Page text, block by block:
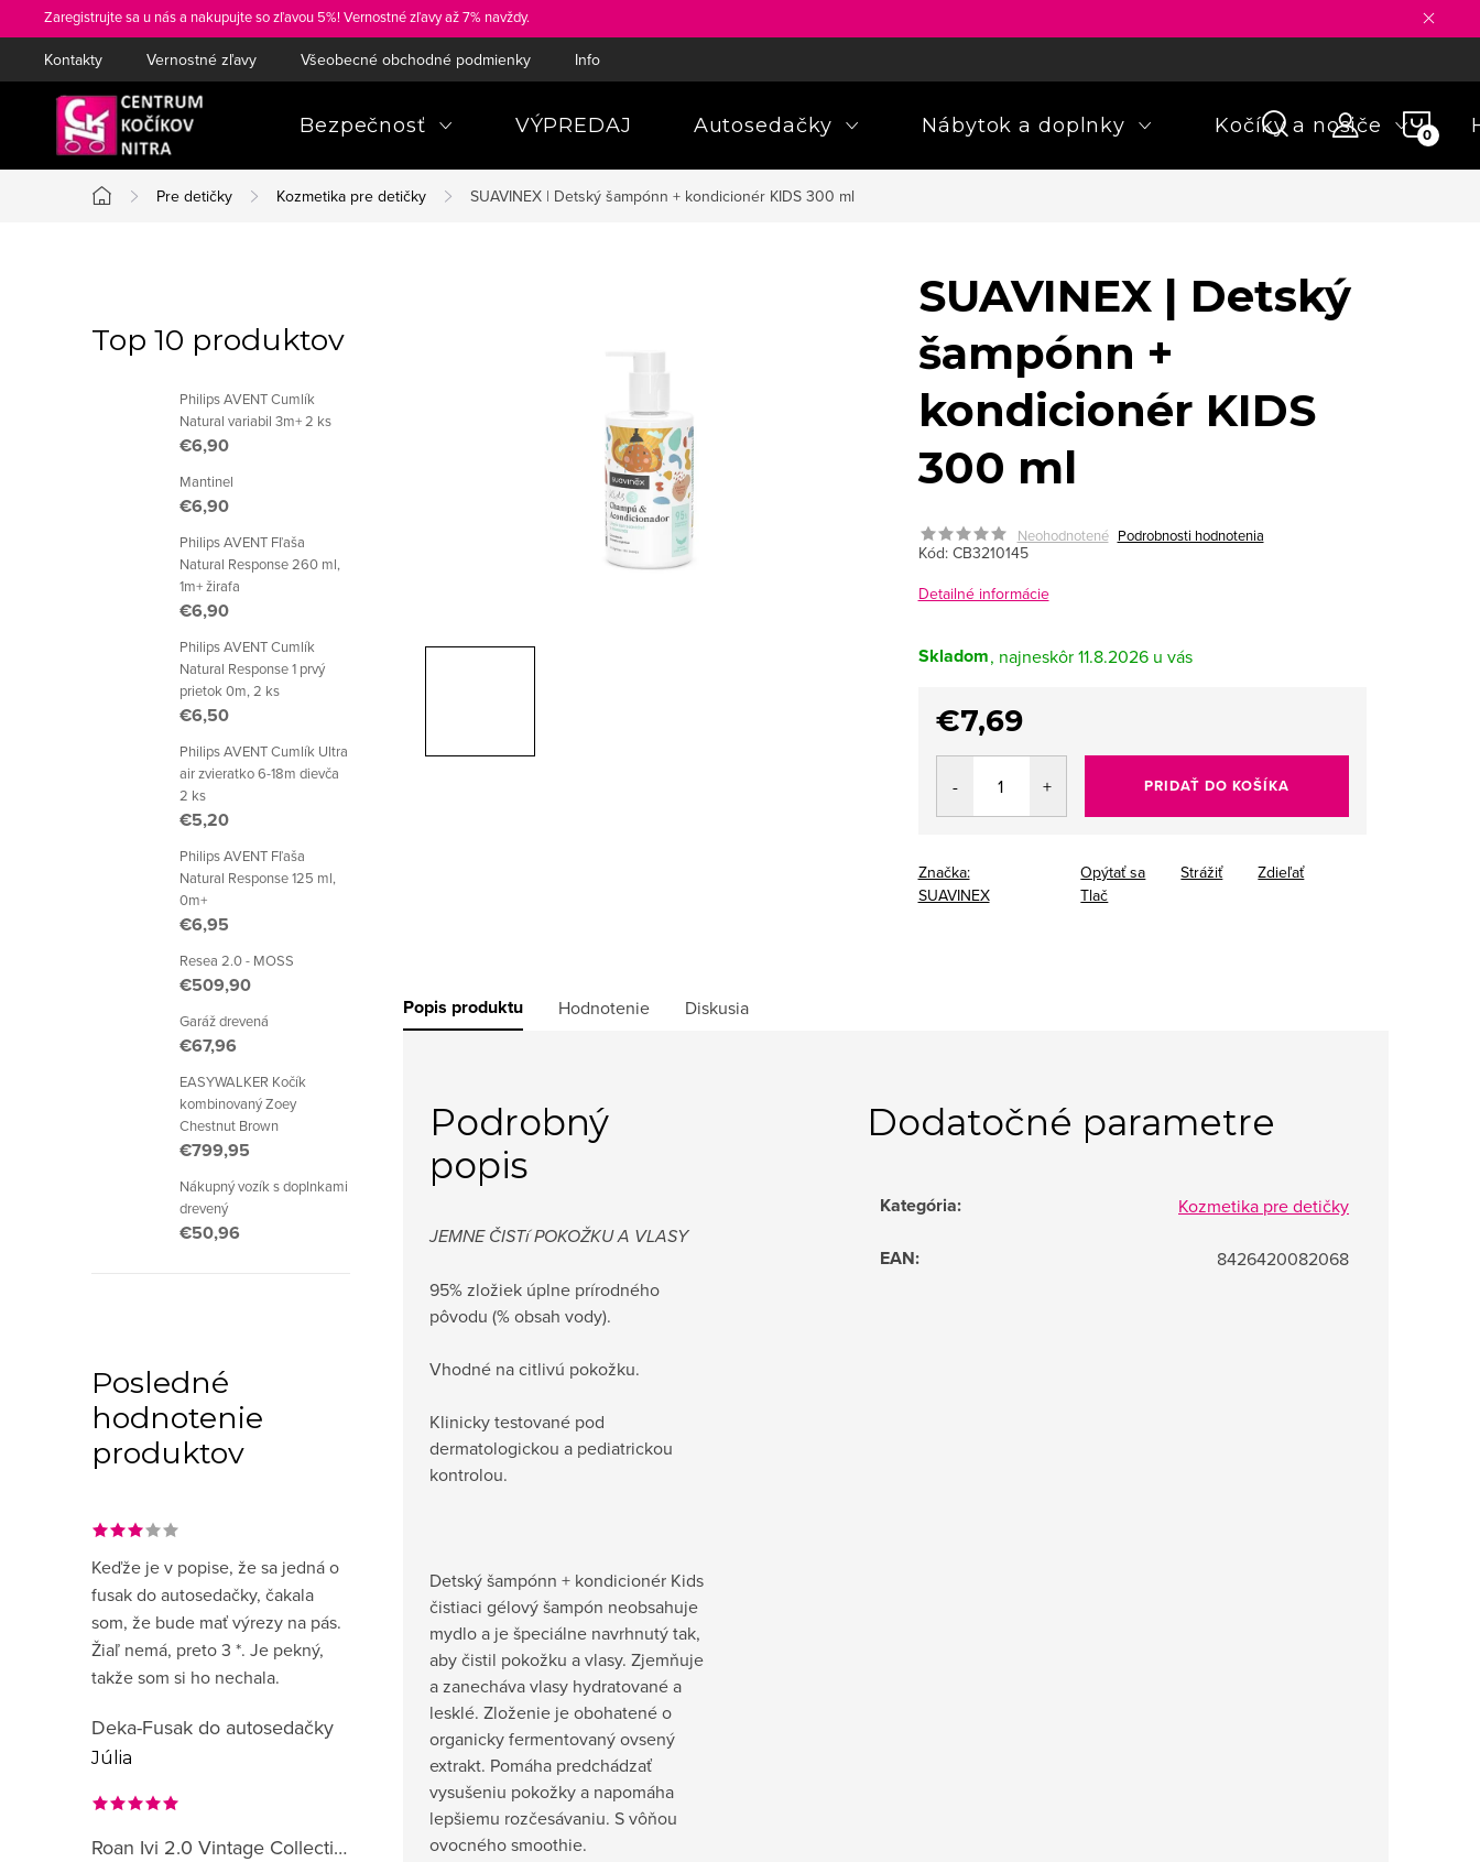
na
Zaregistrujte sa u nás a nakupujte so zľavou 5%! Vernostné zľavy až 7% navždy.
Kontakty Vernostné zľavy Všeobecné obchodné podmienky Informácie a poučenia pre spotrebiteľa
Bezpečnosť VÝPREDAJ Autosedačky Nábytok a doplnky Kočíky a nosiče
Domov
Pre detičky Kozmetika pre detičky SUAVINEX | Detský šampónn + kondicionér KIDS 300 ml
o
Top 10 produktov
Philips AVENT Cumlík
Natural variabil 3m+ 2 ks
€6,90
Mantinel
€6,90
Philips AVENT Fľaša
Natural Response 260 ml,
1m+ žirafa
€6,90
Philips AVENT Cumlík
Natural Response 1 prvý
prietok 0m, 2 ks
€6,50
Philips AVENT Cumlík Ultra
air zvieratko 6-18m dievča
2 ks
€5,20
Philips AVENT Fľaša
Natural Response 125 ml,
0m+
€6,95
Resea 2.0 - MOSS
€509,90
Garáž drevená
€67,96
EASYWALKER Kočík
kombinovaný Zoey
Chestnut Brown
€799,95
Nákupný vozík s doplnkami
drevený
€50,96
Posledné
hodnotenie
produktov
Keďže je v popise, že sa jedná o
fusak do autosedačky, čakala
som, že bude mať výrezy na pás.
Žiaľ nemá, preto 3 *. Je pekný,
takže som si ho nechala.
Deka-Fusak do autosedačky
Júlia
Roan Ivi 2.0 Vintage Collection
SUAVINEX | Detský
šampónn +
kondicionér KIDS
300 ml
Neohodnotené Podrobnosti hodnotenia
Kód: CB3210145
Detailné informácie
Skladom 11.8.2026
€7,69
Jednotková
PRIDAŤ DO KOŠÍKA
Značka:
SUAVINEX
Tlač
Opýtať sa Strážiť Zdieľať
Popis produktu Hodnotenie Diskusia
Podrobný
popis
JEMNE ČISTí POKOŽKU A VLASY
95% zložiek úplne prírodného
pôvodu (% obsah vody).
Vhodné na citlivú pokožku.
Klinicky testované pod
dermatologickou a pediatrickou
kontrolou.
Detský šampónn + kondicionér Kids
čistiaci gélový šampón neobsahuje
mydlo a je špeciálne navrhnutý tak,
aby čistil pokožku a vlasy. Zjemňuje
a zanecháva vlasy hydratované a
lesklé. Zloženie je obohatené o
organicky fermentovaný ovsený
extrakt. Pomáha predchádzať
vysušeniu pokožky a napomáha
lepšiemu rozčesávaniu. S vôňou
ovocného smoothie.
Dodatočné parametre
Kategória: Kozmetika pre detičky
EAN: 8426420082068